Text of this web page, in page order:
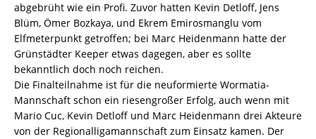
abgebrüht wie ein Profi. Zuvor hatten Kevin Detloff, Jens
Blüm, Ömer Bozkaya, und Ekrem Emirosmanglu vom
Elfmeterpunkt getroffen; bei Marc Heidenmann hatte der
Grünstädter Keeper etwas dagegen, aber es sollte
bekanntlich doch noch reichen.
Die Finalteilnahme ist für die neuformierte Wormatia-
Mannschaft schon ein riesengroßer Erfolg, auch wenn mit
Mario Cuc, Kevin Detloff und Marc Heidenmann drei Akteure
von der Regionalligamannschaft zum Einsatz kamen. Der